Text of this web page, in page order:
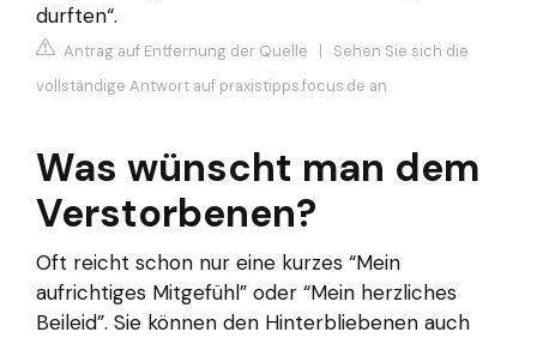
durften“.
Antrag auf Entfernung der Quelle | Sehen Sie sich die
vollständige Antwort auf praxistipps.focus.de an
Was wünscht man dem
Verstorbenen?
Oft reicht schon nur eine kurzes “Mein
aufrichtiges Mitgefühl” oder “Mein herzliches
Beileid”. Sie können den Hinterbliebenen auch